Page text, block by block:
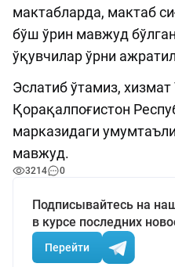
мактабларда, мактаб
бўш ўрин мавжуд
ўқувчилар ўрни
Эслатиб ўтамиз,
Қорақалпоғистон
марказидаги
мавжуд.
3214 0
Подписывайтесь на
в курсе последних
Перейти